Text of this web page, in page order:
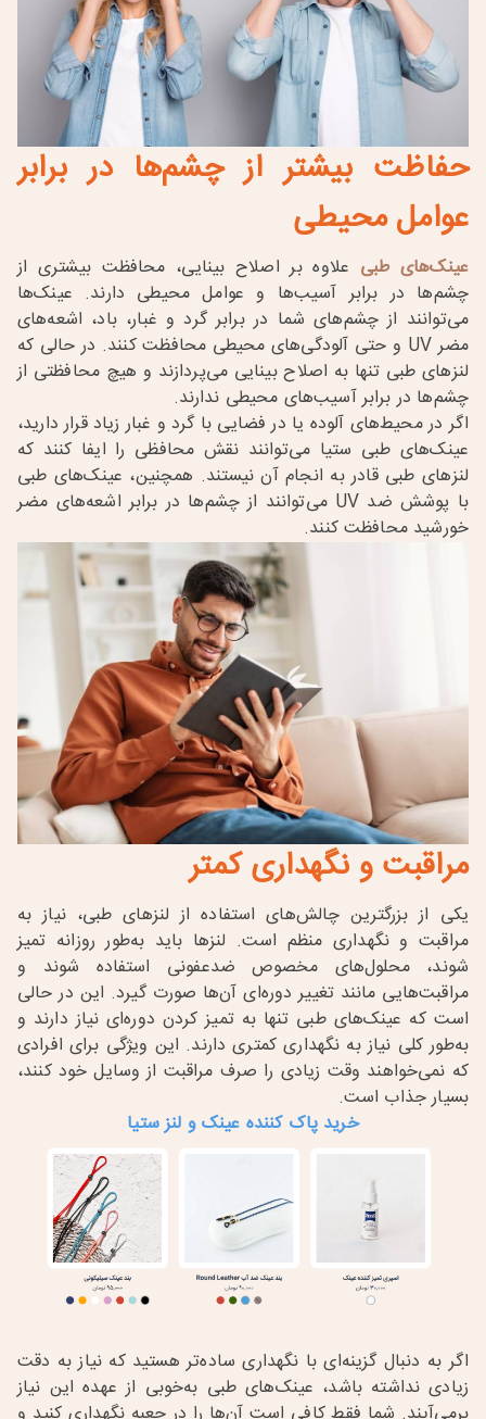
حفاظت بیشتر از چشم‌ها در برابر
عوامل محیطی
عینک‌های طبی علاوه بر اصلاح بینایی، محافظت بیشتری از
چشم‌ها در برابر آسیب‌ها و عوامل محیطی دارند. عینک‌ها
می‌توانند از چشم‌های شما در برابر گرد و غبار، باد، اشعه‌های
مضرUV و حتی آلودگی‌های محیطی محافظت کنند. در حالی که
لنزهای طبی تنها به اصلاح بینایی می‌پردازند و هیچ محافظتی از
چشم‌ها در برابر آسیب‌های محیطی ندارند.
اگر در محیط‌های آلوده یا در فضایی با گرد و غبار زیاد قرار دارید،
عینک‌های طبی ستیا می‌توانند نقش محافظی را ایفا کنند که
لنزهای طبی قادر به انجام آن نیستند. همچنین، عینک‌های طبی
با پوشش ضد UVمی‌توانند از چشم‌ها در برابر اشعه‌های مضر
خورشید محافظت کنند.
مراقبت و نگهداری کمتر
یکی از بزرگترین چالش‌های استفاده از لنزهای طبی، نیاز به
مراقبت و نگهداری منظم است. لنزها باید به‌طور روزانه تمیز
شوند، محلول‌های مخصوص ضدعفونی استفاده شوند و
مراقبت‌هایی مانند تغییر دوره‌ای آن‌ها صورت گیرد. این در حالی
است که عینک‌های طبی تنها به تمیز کردن دوره‌ای نیاز دارند و
به‌طور کلی نیاز به نگهداری کمتری دارند. این ویژگی برای افرادی
که نمی‌خواهند وقت زیادی را صرف مراقبت از وسایل خود کنند،
بسیار جذاب است.
خرید پاک کننده عینک و لنز ستیا
اگر به دنبال گزینه‌ای با نگهداری ساده‌تر هستید که نیاز به دقت
زیادی نداشته باشد، عینک‌های طبی به‌خوبی از عهده این نیاز